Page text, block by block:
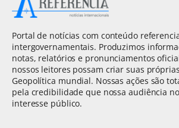
Portal de notícias com conteúdo
intergovernamentais. Produzimos
notas, relatórios e pronunciamentos
nossos leitores possam criar suas
Geopolítica mundial. Nossas ações são
pela credibilidade que nossa audiência
interesse público.